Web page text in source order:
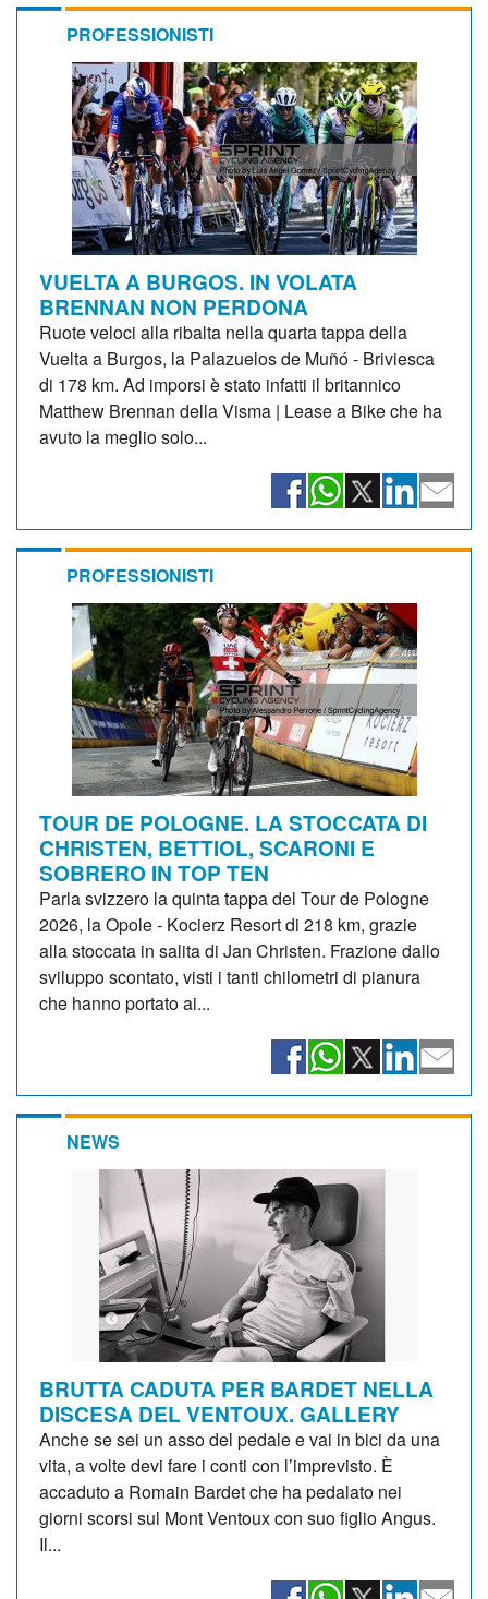
PROFESSIONISTI
VUELTA A BURGOS. IN VOLATA
BRENNAN NON PERDONA
Ruote veloci alla ribalta nella quarta tappa della
Vuelta a Burgos, la Palazuelos de Muñó - Briviesca
di 178 km. Ad imporsi è stato infatti il britannico
Matthew Brennan della Visma | Lease a Bike che ha
avuto la meglio solo...
PROFESSIONISTI
TOUR DE POLOGNE. LA STOCCATA DI
CHRISTEN, BETTIOL, SCARONI E
SOBRERO IN TOP TEN
Parla svizzero la quinta tappa del Tour de Pologne
2026, la Opole - Kocierz Resort di 218 km, grazie
alla stoccata in salita di Jan Christen. Frazione dallo
sviluppo scontato, visti i tanti chilometri di pianura
che hanno portato ai...
NEWS
BRUTTA CADUTA PER BARDET NELLA
DISCESA DEL VENTOUX. GALLERY
Anche se sei un asso del pedale e vai in bici da una
vita, a volte devi fare i conti con l’imprevisto. È
accaduto a Romain Bardet che ha pedalato nei
giorni scorsi sul Mont Ventoux con suo figlio Angus.
Il...